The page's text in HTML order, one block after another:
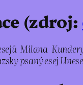
(zdroj:
Milana
psaný esej